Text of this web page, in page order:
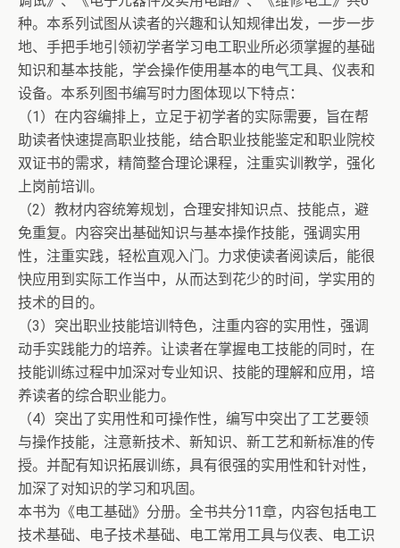
种。本系列试图从读者的兴趣和认知规律出发，一步一步
地、手把手地引领初学者学习电工职业所必须掌握的基础
知识和基本技能，学会操作使用基本的电气工具、仪表和
设备。本系列图书编写时力图体现以下特点：
（1）在内容编排上，立足于初学者的实际需要，旨在帮
助读者快速提高职业技能，结合职业技能鉴定和职业院校
双证书的需求，精简整合理论课程，注重实训教学，强化
上岗前培训。
（2）教材内容统筹规划，合理安排知识点、技能点，避
免重复。内容突出基础知识与基本操作技能，强调实用
性，注重实践，轻松直观入门。力求使读者阅读后，能很
快应用到实际工作当中，从而达到花少的时间，学实用的
技术的目的。
（3）突出职业技能培训特色，注重内容的实用性，强调
动手实践能力的培养。让读者在掌握电工技能的同时，在
技能训练过程中加深对专业知识、技能的理解和应用，培
养读者的综合职业能力。
（4）突出了实用性和可操作性，编写中突出了工艺要领
与操作技能，注意新技术、新知识、新工艺和新标准的传
授。并配有知识拓展训练，具有很强的实用性和针对性，
加深了对知识的学习和巩固。
本书为《电工基础》分册。全书共分11章，内容包括电工
技术基础、电子技术基础、电工常用工具与仪表、电工识